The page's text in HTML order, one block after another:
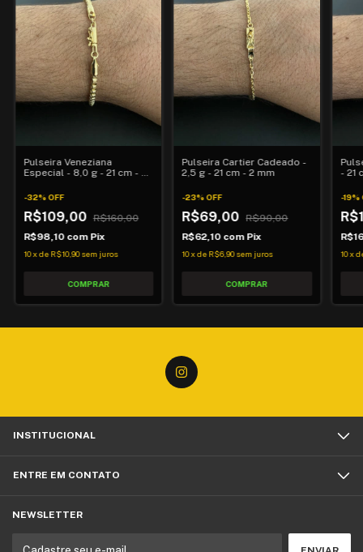
Pulseira Veneziana
Especial - 8,0 g - 21 cm - 3
-32%OFF
R$109,00 R$160,00
R$98,10 com Pix
10xdeR$10,90 sem juros
Pulseira Cartier Cadeado -
2,5 g - 21 cm - 2 mm
-23%OFF
R$69,00
R$90,00
R$62,10 com Pix
10xdeR$6,90 sem juros
- 21
-19%
10x
INSTITUCIONAL
ENTRE EM CONTATO
NEWSLETTER